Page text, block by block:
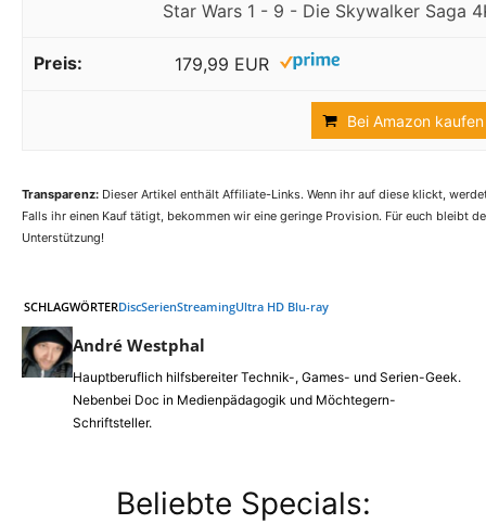
Star Wars 1 - 9 - Die Skywalker Saga
179,99 EUR
Bei Amazon kaufen
Transparenz: Dieser Artikel enthält Affiliate-Links. Wenn ihr auf diese klickt,
Falls ihr einen Kauf tätigt, bekommen wir eine geringe Provision. Für euch bleibt
Unterstützung!
SCHLAGWÖRTERDiscSerienStreamingUltra HD Blu-ray
André Westphal
Hauptberuflich hilfsbereiter Technik-, Games- und Serien-Geek.
Nebenbei Doc in Medienpädagogik und Möchtegern-
Schriftsteller.
Beliebte Specials: